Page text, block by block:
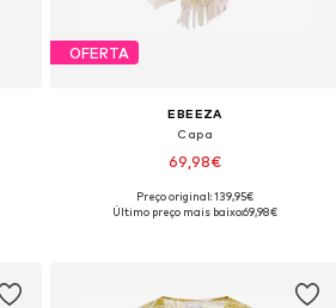
OFERTA
EBEEZA
Capa
69,98€
Tamanhos disponíveis: XS-S, M-L, XL-XXL
Preço original: 139,95€
Último preço mais baixo:69,98€